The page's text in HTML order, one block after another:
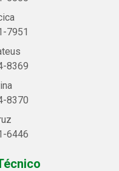
7951
8369
8370
6446